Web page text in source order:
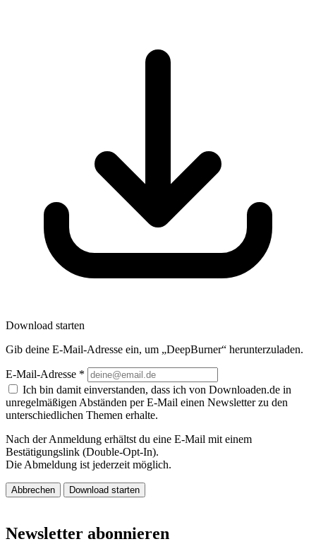
Download starten
Gib deine E-Mail-Adresse ein, um „DeepBurner“ herunterzuladen.
E-Mail-Adresse *
Ich bin damit einverstanden, dass ich von Downloaden.de in
unregelmäßigen Abständen per E-Mail einen Newsletter zu den
unterschiedlichen Themen erhalte.
Nach der Anmeldung erhältst du eine E-Mail mit einem
Bestätigungslink (Double-Opt-In).
Die Abmeldung ist jederzeit möglich.
Abbrechen Download starten
Newsletter abonnieren